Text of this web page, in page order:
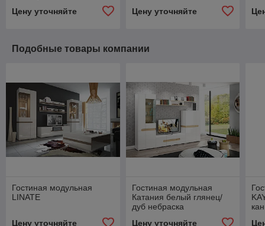
Цену уточняйте
Цену уточняйте
Подобные товары компании
Гостиная модульная
LINATE
Цену уточняйте
Гостиная модульная
Катания белый глянец/
дуб небраска
Цену уточняйте